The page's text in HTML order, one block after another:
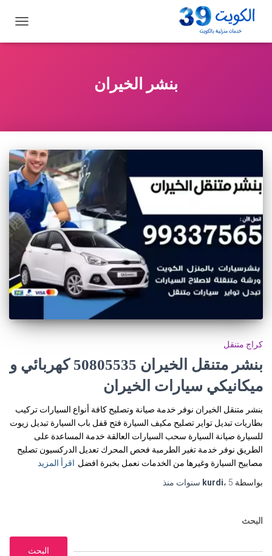
التنقل
بنشر الخيران
كراج متنقل
بنشر متنقل الخيران 50805535‬ كهربائي و
ميكانيكي سيارات الخيران
بنشر متنقل الخيران نوفر خدمة صيانة وتصليح كافة أنواع السيارات تركيب
بطاريات تبديل تواير تصليح مكيف السيارة فتح قفل باب السيارة تبديل زيوت
للسيارة صيانة السيارة سحب السيارات العالقة خدمة المساعدة على
الطريق نوفر خدمة تغير الطرمبة فحص المحرك تعديل الدركسيون تصليح
مصابيح السيارة وغيرها من الخدمات نعمل بخبرة افضل اقرأ المزيد
بواسطة
kurdi، 5 سنوات منذ
البحث
البحث